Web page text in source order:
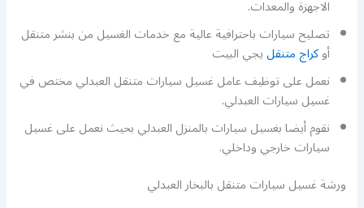
الاجهزة والمعدات.
تصليح سيارات باحترافية عالية مع خدمات الغسيل من بنشر متنقل
أوكراج متنقليجي البيت
نعمل على توظيف عامل غسيل سيارات متنقل العبدلي مختص في
غسيل سيارات العبدلي.
نقوم أيضا بغسيل سيارات بالمنزل العبدلي بحيث نعمل على غسيل
سيارات خارجي وداخلي.
ورشة غسيل سيارات متنقل بالبخار العبدلي